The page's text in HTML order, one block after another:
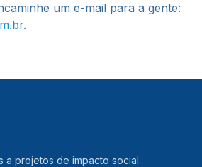
um e-mail para a gente:
.
a projetos de impacto social.